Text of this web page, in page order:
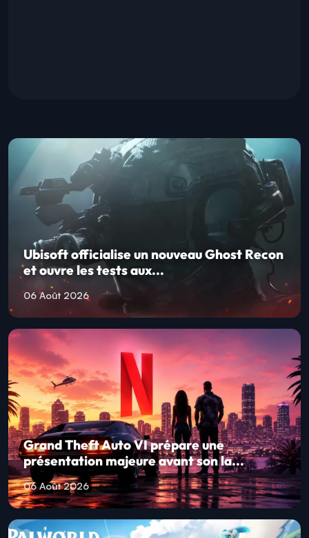
Ubisoft officialise un nouveau Ghost Recon
et ouvre les tests aux...
06 Août 2026
Grand Theft Auto VI prépare une
présentation majeure avant son la...
06 Août 2026